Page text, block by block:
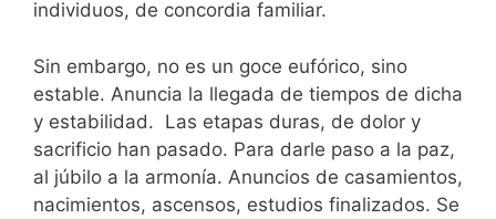
individuos, de concordia familiar.
Sin embargo, no es un goce eufórico, sino
estable. Anuncia la llegada de tiempos de dicha
y estabilidad. Las etapas duras, de dolor y
sacrificio han pasado. Para darle paso a la paz,
al júbilo a la armonía. Anuncios de casamientos,
nacimientos, ascensos, estudios finalizados. Se